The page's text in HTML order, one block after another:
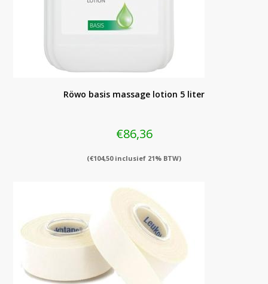
Röwo basis massage lotion 5 liter
€86,36
(€104,50inclusief 21% BTW)